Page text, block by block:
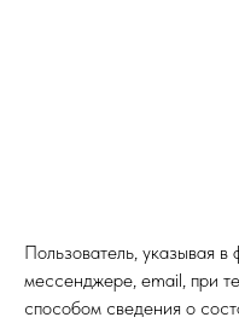
Пользователь, указывая
мессенджере, email, при
способом сведения о